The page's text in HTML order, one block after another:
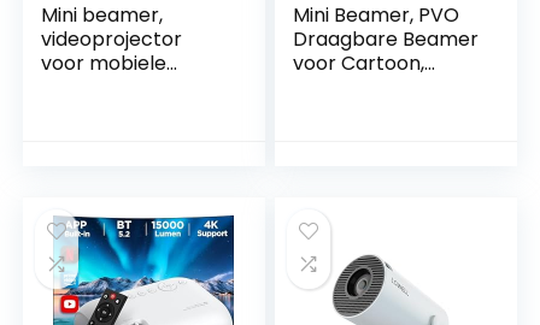
Mini beamer,
videoprojector
voor mobiele
ondersteuning
beeldscherm van
de smartphone
synchroniseren
Mini Beamer, PVO
Draagbare Beamer
voor Cartoon,
Thuisbioscoopfilmp
rojector met HDMI
USB TV AV-
interfaces en